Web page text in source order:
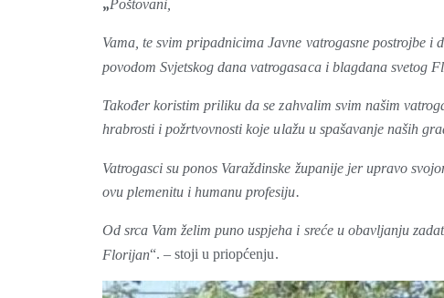
Poštovani,
Vama, te svim pripadnicima Javne vatrogasne postrojbe
povodom Svjetskog dana vatrogasaca i blagdana svetog
Također koristim priliku da se zahvalim svim našim
hrabrosti i požrtvovnosti koje ulažu u spašavanje naših
Vatrogasci su ponos Varaždinske županije jer upravo
ovu plemenitu i humanu profesiju.
Od srca Vam želim puno uspjeha i sreće u obavljanju
Florijan“. – stoji u priopćenju.